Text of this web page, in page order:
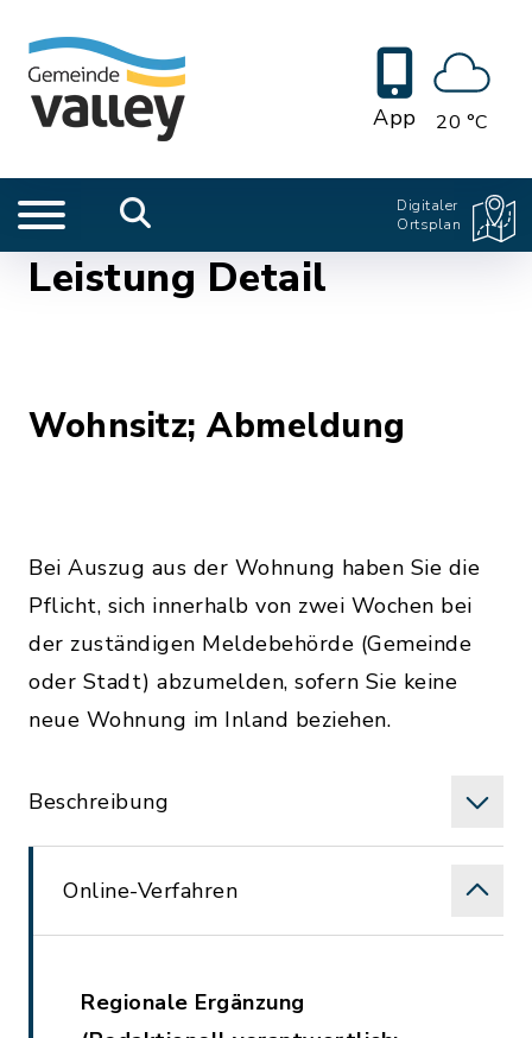
App 20 °C
Digitaler
Ortsplan
Leistung Detail
Wohnsitz; Abmeldung
Bei Auszug aus der Wohnung haben Sie die
Pflicht, sich innerhalb von zwei Wochen bei
der zuständigen Meldebehörde (Gemeinde
oder Stadt) abzumelden, sofern Sie keine
neue Wohnung im Inland beziehen.
Beschreibung
Online-Verfahren
Regionale Ergänzung